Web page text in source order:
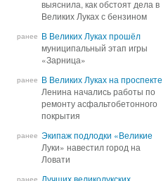
выяснила, как обстоят дела в
Великих Луках с бензином
выяснила, как обстоят дела в
Великих Луках с бензином
ранее В Великих Луках прошёл
муниципальный этап игры
«Зарница»
В Великих Луках прошёл
муниципальный этап игры
«Зарница»
ранее В Великих Луках на проспекте
Ленина начались работы по
ремонту асфальтобетонного
покрытия
В Великих Луках на проспекте
Ленина начались работы по
ремонту асфальтобетонного
покрытия
ранее Экипаж подлодки «Великие
Луки» навестил город на
Ловати
Экипаж подлодки «Великие
Луки» навестил город на
Ловати
ранее Лучших великолукских
Лучших великолукских